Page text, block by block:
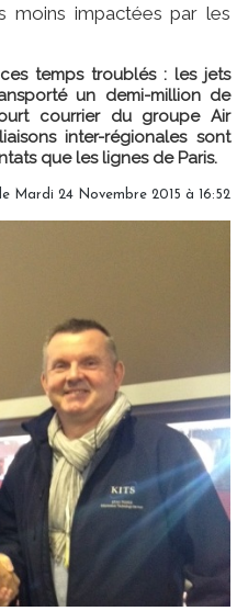
moins impactées par les
temps troublés : les jets
un demi-million de
courrier du groupe Air
inter-régionales sont
que les lignes de Paris.
le Mardi 24 Novembre 2015 à 16:52